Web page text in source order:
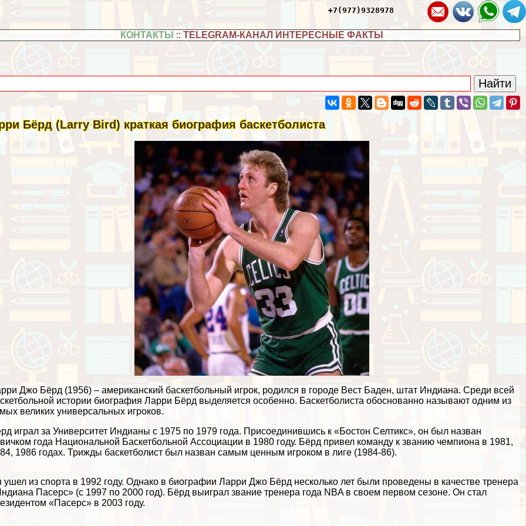
+7(977)9328978
КОНТАКТЫ ::TELEGRAM-КАНАЛ ИНТЕРЕСНЫЕ ФАКТЫ
Бёрд (Larry Bird) краткая биография баскетболиста
Джо Бёрд (1956) – американский баскетбольный игрок, родился в городе Вест Баден, штат Индиана. Среди всей
истории биография Ларри Бёрд выделяется особенно. Баскетболиста обоснованно называют одним из
великих универсальных игроков.
играл за Университет Индианы с 1975 по 1979 года. Присоединившись к «Бостон Селтикс», он был назван
года Национальной Баскетбольной Ассоциации в 1980 году. Бёрд привел комaнду к званию чемпиона в 1981,
1986 годах. Трижды баскетболист был назван самым ценным игроком в лиге (1984-86).
ушел из спорта в 1992 году. Однако в биографии Ларри Джо Бёрд несколько лет были проведены в качестве тренера
Пасерс» (с 1997 по 2000 год). Бёрд выиграл звание тренера года NBA в своем первом сезоне. Он стал
«Пасерс» в 2003 году.